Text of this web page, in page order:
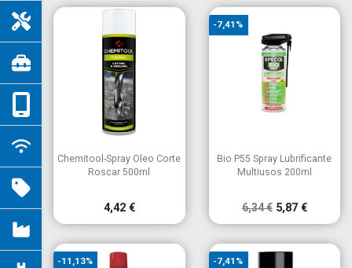
 Vista rápida
Chemitool-Spray Oleo Corte
Roscar 500ml
4,42 €
Vista rápida
Bio P55 Spray Lubrificante
Multiusos 200ml
6,34 € 5,87 €
-7,41%
-11,13% -7,41%